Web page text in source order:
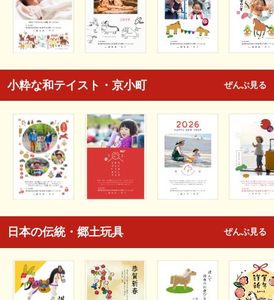
小粋な和テイスト・京小町 ぜんぶ見る
日本の伝統・郷土玩具 ぜんぶ見る